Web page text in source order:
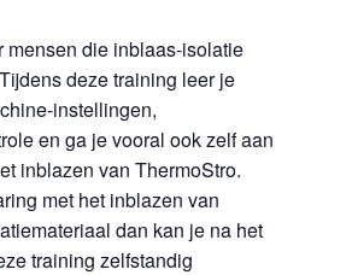
mensen die inblaas-isolatie
deze training leer je
instellingen,
en ga je vooral ook zelf aan
inblazen van ThermoStro.
met het inblazen van
dan kan je na het
training zelfstandig